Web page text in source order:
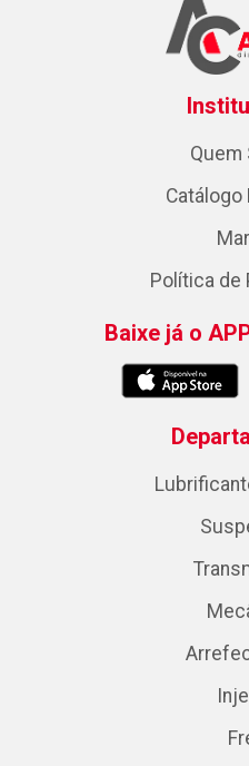
Quem
Catálogo
Política de
Baixe já o